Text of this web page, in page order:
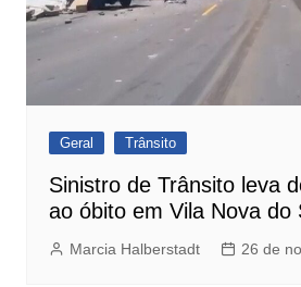
Geral Trânsito
Sinistro de Trânsito leva
ao óbito em Vila Nova do
Marcia Halberstadt 26 de